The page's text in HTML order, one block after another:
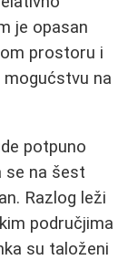
je opasan
prostoru i
na
potpuno
se na šest
Razlog leži
područjima
su taloženi